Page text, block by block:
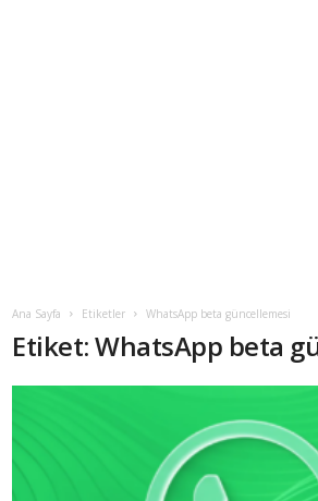
Ana Sayfa Etiketler WhatsApp beta güncellemesi
Etiket: WhatsApp beta